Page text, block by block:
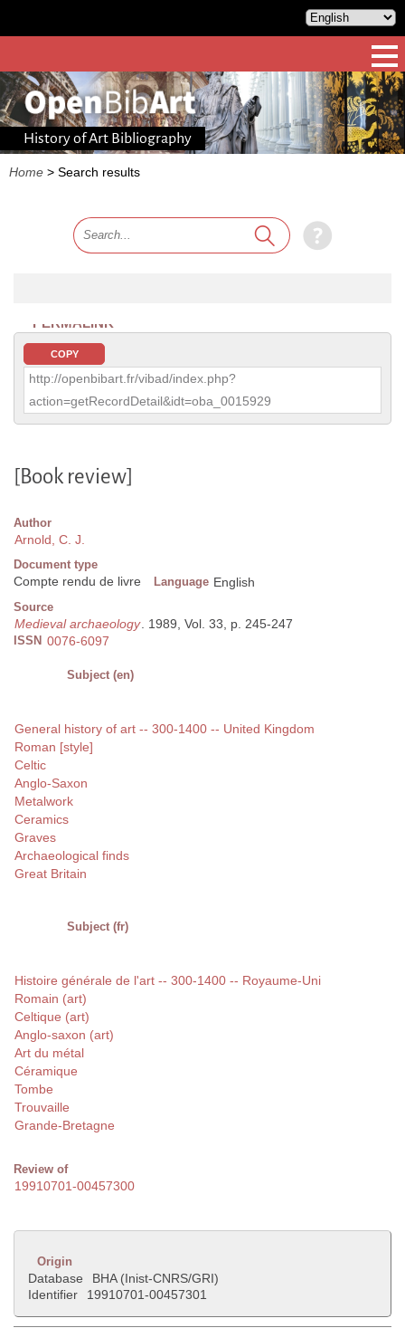
History of Art Bibliography
Home > Search results
PERMALINK
COPY
http://openbibart.fr/vibad/index.php?
action=getRecordDetail&idt=oba_0015929
[Book review]
Author
Arnold, C. J.
Document type
Compte rendu de livre Language English
Source
Medieval archaeology. 1989, Vol. 33, p. 245-247
ISSN 0076-6097
Subject (en)
General history of art -- 300-1400 -- United Kingdom
Roman [style]
Celtic
Anglo-Saxon
Metalwork
Ceramics
Graves
Archaeological finds
Great Britain
Subject (fr)
Histoire générale de l'art -- 300-1400 -- Royaume-Uni
Romain (art)
Celtique (art)
Anglo-saxon (art)
Art du métal
Céramique
Tombe
Trouvaille
Grande-Bretagne
Review of
19910701-00457300
Origin
Database
BHA (Inist-CNRS/GRI)
Identifier
19910701-00457301